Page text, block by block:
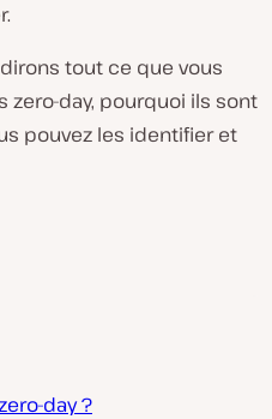
tout ce que vous
zero-day, pourquoi ils sont
pouvez les identifier et
day ?